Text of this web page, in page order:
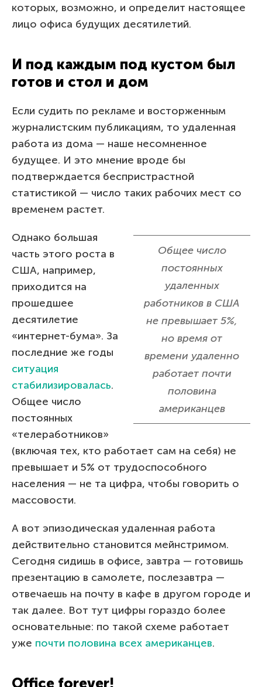
которых, возможно, и определит настоящее
лицо офиса будущих десятилетий.
И под каждым под кустом был
готов и стол и дом
Если судить по рекламе и восторженным
журналистским публикациям, то удаленная
работа из дома — наше несомненное
будущее. И это мнение вроде бы
подтверждается беспристрастной
статистикой — число таких рабочих мест со
временем растет.
Общее число
постоянных
удаленных
работников в США
не превышает 5%,
но время от
времени удаленно
работает почти
половина
американцев
Однако большая
часть этого роста в
США, например,
приходится на
прошедшее
десятилетие
«интернет-бума». За
последние же годы
ситуация
стабилизировалась.
Общее число
постоянных
«телеработников»
(включая тех, кто работает сам на себя) не
превышает и 5% от трудоспособного
населения — не та цифра, чтобы говорить о
массовости.
А вот эпизодическая удаленная работа
действительно становится мейнстримом.
Сегодня сидишь в офисе, завтра — готовишь
презентацию в самолете, послезавтра —
отвечаешь на почту в кафе в другом городе и
так далее. Вот тут цифры гораздо более
основательные: по такой схеме работает
уже почти половина всех американцев.
Office forever!